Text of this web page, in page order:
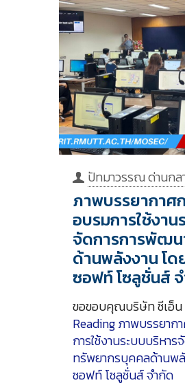
ปัทมาวรรณ ด่านกล
ภาพบรรยากาศ
อบรมการใช้งาน
จัดการการพัฒ
ด้านพลังงาน โด
ซอฟท์ โซลูชั่นส์
ขอขอบคุณบริษัท ซีเอ็
Readingภาพบรรยาก
การใช้งานระบบบริหา
ทรัพยากรบุคคลด้านพ
ซอฟท์ โซลูชั่นส์ จำกัด